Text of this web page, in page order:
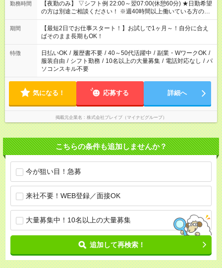
勤務時間
【夜勤のみ】 ▽シフト例 22:00～翌07:00(休憩60分) ★日勤希望
の方は別途ご相談ください！ ※週40時間以上働いている方のW
ワークはNG
期間
【最短2日でお仕事スタート！】お試しで1ヶ月～！自分に合え
ばそのまま長期もOK！
特徴 日払いOK / 履歴書不要 / 40～50代活躍中 / 副業・WワークOK /
服装自由 / シフト勤務 / 10名以上の大量募集 / 電話対応なし / パ
ソコンスキル不要
気になる！ 応募する 詳細へ
掲載元企業名 株式会社ブレイブ（マイナビグループ）
こちらの条件も追加しませんか？
今が狙い目！急募
来社不要！WEB登録／面接OK
大量募集中！10名以上の大量募集
追加して再検索！